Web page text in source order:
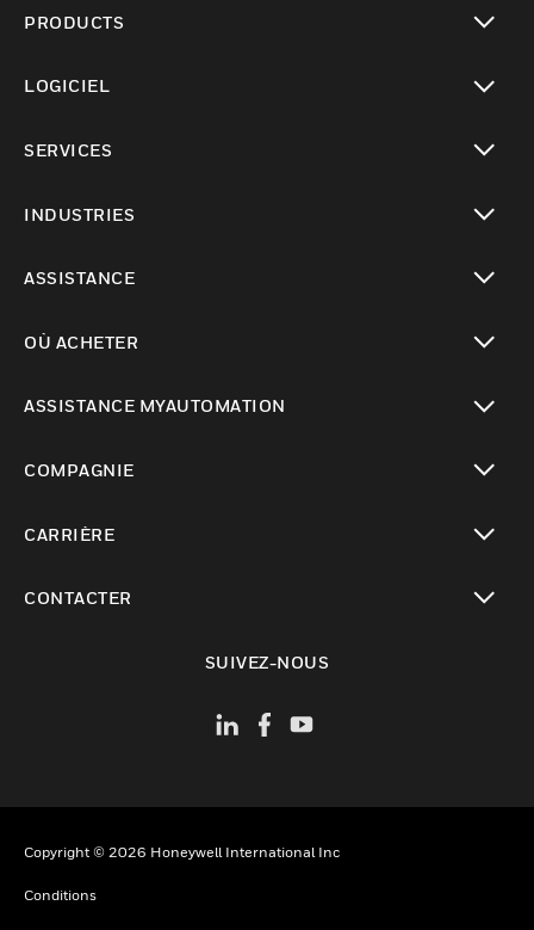
PRODUCTS
LOGICIEL
SERVICES
INDUSTRIES
ASSISTANCE
OÙ ACHETER
ASSISTANCE MYAUTOMATION
COMPAGNIE
CARRIÈRE
CONTACTER
SUIVEZ-NOUS
Copyright © 2026 Honeywell International Inc
Conditions